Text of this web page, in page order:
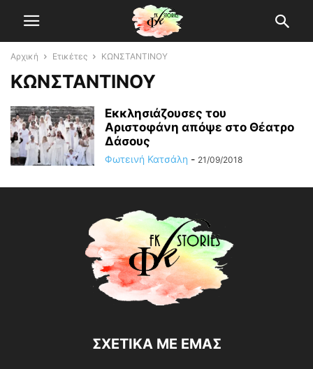
Αρχική Ετικέτες ΚΩΝΣΤΑΝΤΙΝΟΥ
ΚΩΝΣΤΑΝΤΙΝΟΥ
Εκκλησιάζουσες του
Αριστοφάνη απόψε στο Θέατρο
Δάσους
Φωτεινή Κατσάλη - 21/09/2018
ΣΧΕΤΙΚΑ ΜΕ ΕΜΑΣ